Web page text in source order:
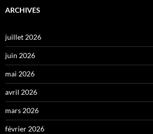
ARCHIVES
juillet 2026
juin 2026
mai 2026
avril 2026
mars 2026
février 2026